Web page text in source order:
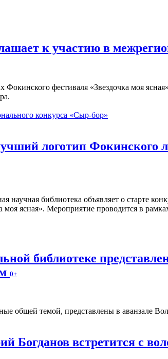
к участию в
Фокинского фестиваля «Звездочка моя
конкурса «Сыр-бор»
логотип Фокинского
научная библиотека объявляет о старте
моя ясная». Мероприятие проводится в
библиотеке
0+
общей темой, представлены в аванзале
Богданов встретится с